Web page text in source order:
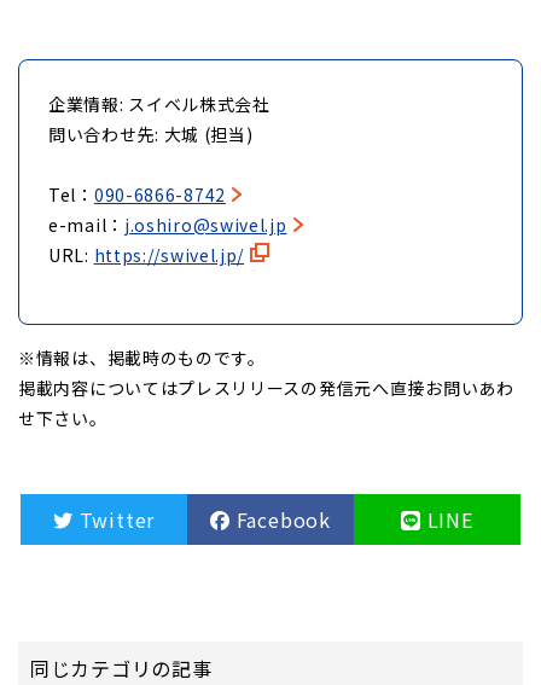
企業情報: スイベル株式会社
問い合わせ先: 大城 (担当)
Tel： 090-6866-8742
e-mail： j.oshiro@swivel.jp
URL: https://swivel.jp/
※情報は、掲載時のものです。
掲載内容についてはプレスリリースの発信元へ直接お問いあわ
せ下さい。
Twitter Facebook LINE
同じカテゴリの記事